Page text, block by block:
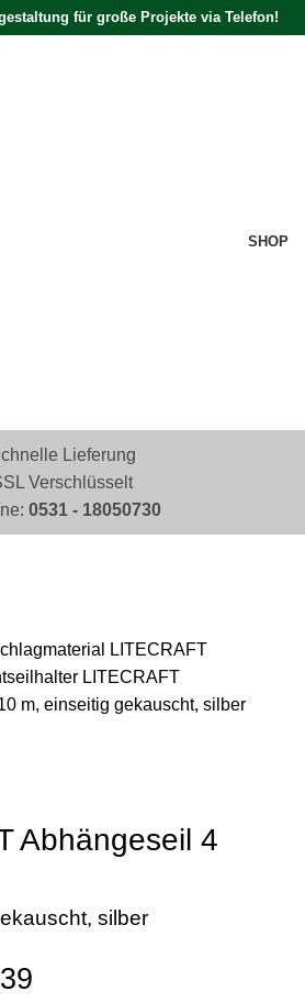
für große Projekte via Telefon!
SHOP
Lieferung
Verschlüsselt
0531 - 18050730
LITECRAFT
LITECRAFT
m, einseitig gekauscht, silber
Abhängeseil 4
silber